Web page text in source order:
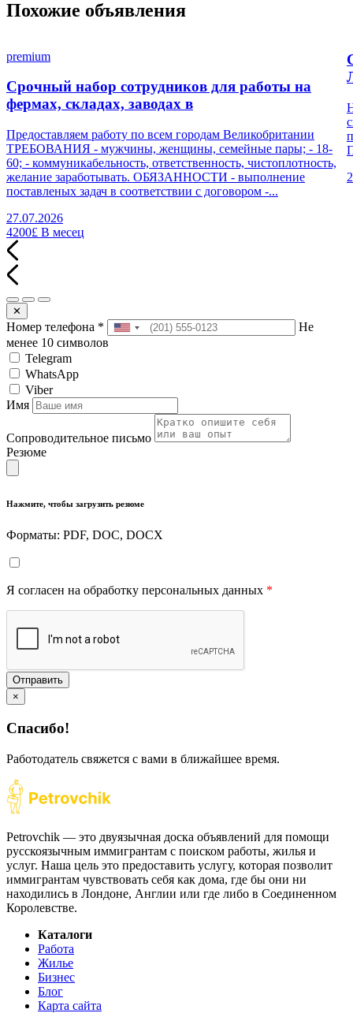
Похожие объявления
premium
Срочный набор сотрудников для работы на
фермах, складах, заводах в
Предоставляем работу по всем городам Великобритании
ТРЕБОВАНИЯ - мужчины, женщины, семейные пары; - 18-
60; - коммуникабельность, ответственность, чистоплотность,
желание заработывать. ОБЯЗАННОСТИ - выполнение
поставленых задач в соответствии с договором -...
27.07.2026
4200£ В месец
✕
Номер телефона *
Не
менее 10 символов
Telegram
WhatsApp
Viber
Имя
Сопроводительное письмо
Резюме
Нажмите, чтобы загрузить резюме
Форматы: PDF, DOC, DOCX
Я согласен на обработку персональных данных *
Отправить
×
Спасибо!
Работодатель свяжется с вами в ближайшее время.
Petrovchik — это двуязычная доска объявлений для помощи
русскоязычным иммигрантам с поиском работы, жилья и
услуг. Наша цель это предоставить услугу, которая позволит
иммигрантам чувствовать себя как дома, где бы они ни
находились в Лондоне, Англии или где либо в Соединенном
Королевстве.
Каталоги
Работа
Жилье
Бизнес
Блог
Карта сайта